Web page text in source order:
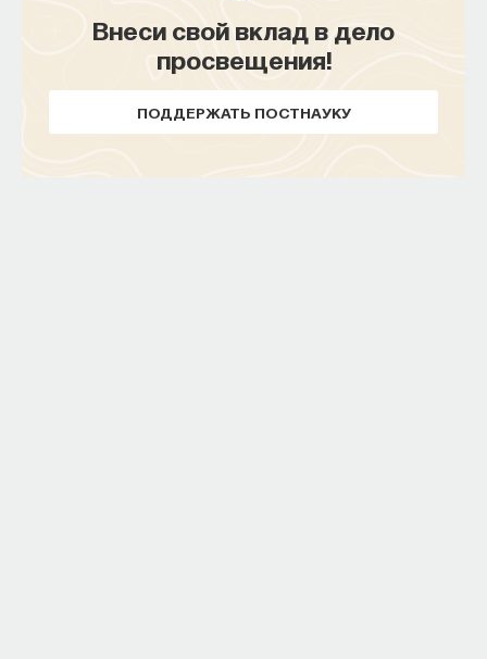
Внеси свой вклад в дело
просвещения!
ПОДДЕРЖАТЬ ПОСТНАУКУ